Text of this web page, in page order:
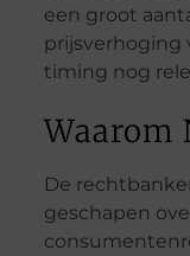
een groot
prijsverhoging
timing nog
Waarom
De
geschapen